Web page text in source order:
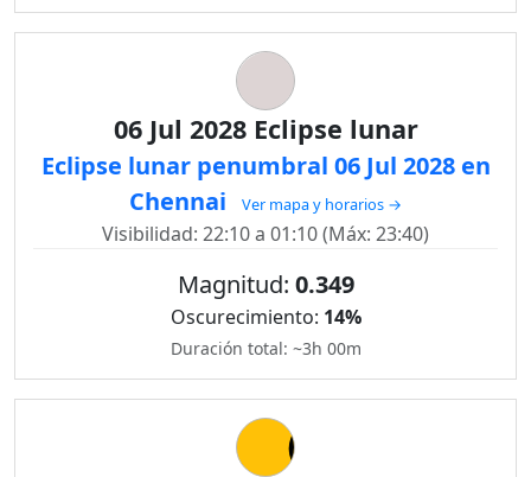
06 Jul 2028 Eclipse lunar
Eclipse lunar penumbral 06 Jul 2028 en
Chennai
Ver mapa y horarios →
Visibilidad: 22:10 a 01:10 (Máx: 23:40)
Magnitud: 0.349
Oscurecimiento: 14%
Duración total: ~3h 00m